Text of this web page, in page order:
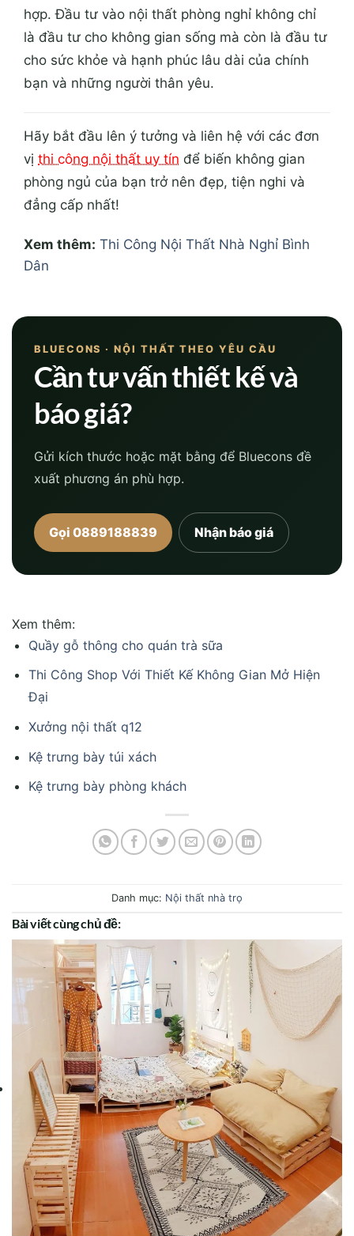
hợp. Đầu tư vào nội thất phòng nghỉ không chỉ
là đầu tư cho không gian sống mà còn là đầu tư
cho sức khỏe và hạnh phúc lâu dài của chính
bạn và những người thân yêu.
Hãy bắt đầu lên ý tưởng và liên hệ với các đơn
vị thi công nội thất uy tín để biến không gian
phòng ngủ của bạn trở nên đẹp, tiện nghi và
đẳng cấp nhất!
Xem thêm: Thi Công Nội Thất Nhà Nghỉ Bình
Dân
BLUECONS · NỘI THẤT THEO YÊU CẦU
Cần tư vấn thiết kế và
báo giá?
Gửi kích thước hoặc mặt bằng để Bluecons đề
xuất phương án phù hợp.
Gọi 0889188839 Nhận báo giá
Xem thêm:
Quầy gỗ thông cho quán trà sữa
Thi Công Shop Với Thiết Kế Không Gian Mở Hiện
Đại
Xưởng nội thất q12
Kệ trưng bày túi xách
Kệ trưng bày phòng khách
Danh mục: Nội thất nhà trọ
Bài viết cùng chủ đề: